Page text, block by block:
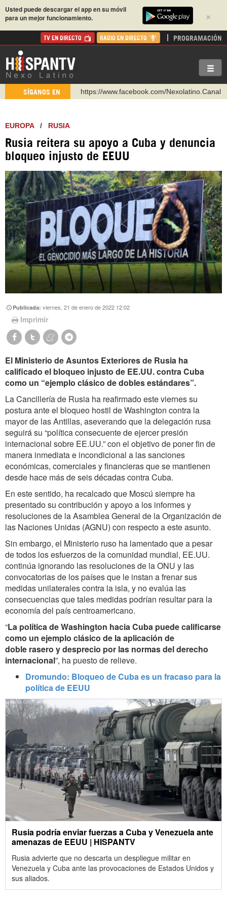
×
Usted puede descargar el app en su móvil
para un mejor funcionamiento.
TV EN DIRECTO RADIO EN DIRECTO PROGRAMACIÓN
SÍGANOS EN https://www.facebook.com/Nexolatino.Canal
https://www.youtube.com/@nexo_latino
https://urmedium.com/c/hispantv
WhatsApp y Viber: +98 921 79 29 404
EUROPA/ RUSIA
Rusia reitera su apoyo a Cuba y denuncia
bloqueo injusto de EEUU
Publicada:viernes, 21 de enero de 2022 12:02
Imprimir
El Ministerio de Asuntos Exteriores de Rusia ha
calificado el bloqueo injusto de EE.UU. contra Cuba
como un “ejemplo clásico de dobles estándares”.
La Cancillería de Rusia ha reafirmado este viernes su
postura ante el bloqueo hostil de Washington contra la
mayor de las Antillas, aseverando que la delegación rusa
seguirá su “política consecuente de ejercer presión
internacional sobre EE.UU.” con el objetivo de poner fin de
manera inmediata e incondicional a las sanciones
económicas, comerciales y financieras que se mantienen
desde hace más de seis décadas contra Cuba.
En este sentido, ha recalcado que Moscú siempre ha
presentado su contribución y apoyo a los informes y
resoluciones de la Asamblea General de la Organización de
las Naciones Unidas (AGNU) con respecto a este asunto.
Sin embargo, el Ministerio ruso ha lamentado que a pesar
de todos los esfuerzos de la comunidad mundial, EE.UU.
continúa ignorando las resoluciones de la ONU y las
convocatorias de los países que le instan a frenar sus
medidas unilaterales contra la isla, y no evalúa las
consecuencias que tales medidas podrían resultar para la
economía del país centroamericano.
“La política de Washington hacia Cuba puede calificarse
como un ejemplo clásico de la aplicación de
doble rasero y desprecio por las normas del derecho
internacional”, ha puesto de relieve.
Dromundo: Bloqueo de Cuba es un fracaso para la
política de EEUU
Rusia podría enviar fuerzas a Cuba y Venezuela ante
amenazas de EEUU | HISPANTV
Rusia advierte que no descarta un despliegue militar en
Venezuela y Cuba ante las provocaciones de Estados Unidos y
sus aliados.